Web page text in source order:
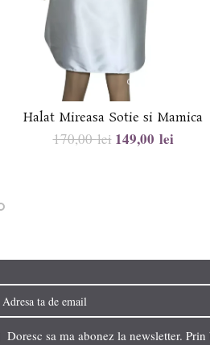
Halat Mireasa Sotie si Mamica
170,00lei 149,00 lei
Doresc sa ma abonez la newsletter.